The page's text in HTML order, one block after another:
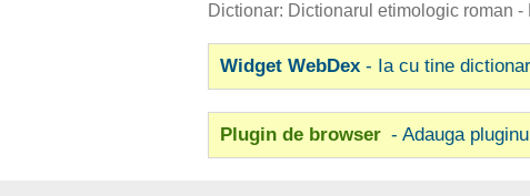
Dictionar: Dictionarul etimologic roman -
Widget WebDex - Ia cu tine
Plugin de browser - Adauga